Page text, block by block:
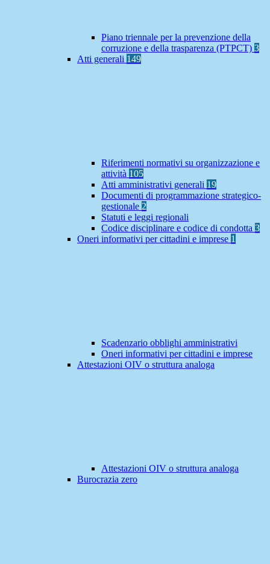
Piano triennale per la prevenzione della
corruzione e della trasparenza (PTPCT) 3
Atti generali 149
Riferimenti normativi su organizzazione e
attività 105
Atti amministrativi generali 19
Documenti di programmazione strategico-
gestionale 2
Statuti e leggi regionali
Codice disciplinare e codice di condotta 3
Oneri informativi per cittadini e imprese 1
Scadenzario obblighi amministrativi
Oneri informativi per cittadini e imprese
Attestazioni OIV o struttura analoga
Attestazioni OIV o struttura analoga
Burocrazia zero